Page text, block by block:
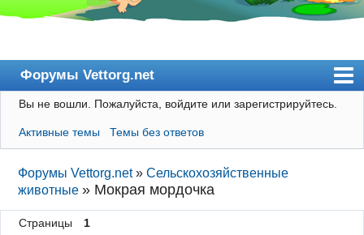
Форумы Vettorg.net
Главная
Пользователи
Правила
Поиск
Регистрация
Вы не вошли. Пожалуйста, войдите или зарегистрируйтесь.
Активные темы Темы без ответов
Форумы Vettorg.net »Сельскохозяйственные
животные » Мокрая мордочка
Страницы
1